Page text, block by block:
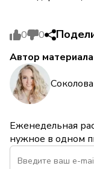
0 0
Автор материала
Еженедельная
нужное в одном